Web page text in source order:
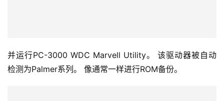
并运行PC-3000 WDC Marvell Utility。 该驱动器被自动
检测为Palmer系列。 像通常一样进行ROM备份。